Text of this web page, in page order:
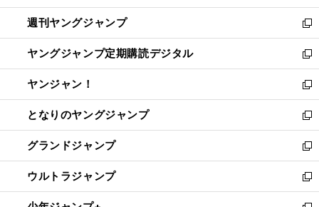
開
く
ウ
で
開
く
ン
ド
ウ
で
開
く
ウ
ィ
ン
ド
ウ
で
開
く
週刊ヤングジャンプ
新
し
い
ウ
ィ
ン
ド
ウ
で
開
く
ヤングジャンプ定期購読デジタル
新
し
い
ウ
ィ
ン
ド
ウ
で
開
ヤンジャン！
新
し
い
ウ
ィ
ン
ド
ウ
となりのヤングジャンプ
新
し
い
ウ
ィ
ン
グランドジャンプ
新
し
い
ウ
ウルトラジャンプ
新
し